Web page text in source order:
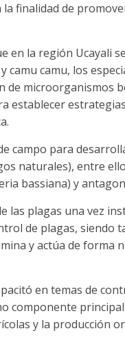
finalidad de
en la región Ucayali
camu camu, los
de microorganismos
establecer
campo para
naturales), entre
bassiana) y
las plagas una vez
de plagas, siendo
y actúa de
en temas de
componente
y la producción